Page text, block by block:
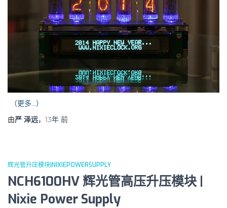
（更多…）
由严 泽远， 13年 前
辉光管升压模块|NIXIEPOWERSUPPLY
NCH6100HV 辉光管高压升压模块 |
Nixie Power Supply